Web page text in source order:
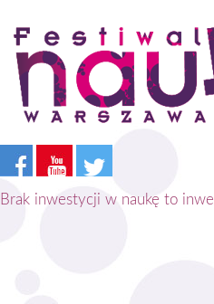
Przejdź
treści
Brak inwestycji w naukę to